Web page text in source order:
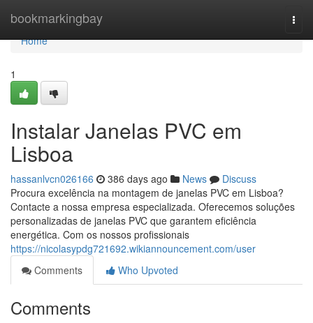
bookmarkingbay
Home
Home
1
Instalar Janelas PVC em
Lisboa
hassanlvcn026166 386 days ago News
Discuss
Procura excelência na montagem de janelas PVC em Lisboa?
Contacte a nossa empresa especializada. Oferecemos soluções
personalizadas de janelas PVC que garantem eficiência
energética. Com os nossos profissionais
https://nicolasypdg721692.wikiannouncement.com/user
Comments
Who Upvoted
Comments